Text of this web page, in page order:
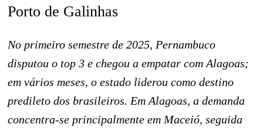
Porto de Galinhas
No primeiro semestre de 2025, Pernambuco
disputou o top 3 e chegou a empatar com Alagoas;
em vários meses, o estado liderou como destino
predileto dos brasileiros. Em Alagoas, a demanda
concentra-se principalmente em Maceió, seguida